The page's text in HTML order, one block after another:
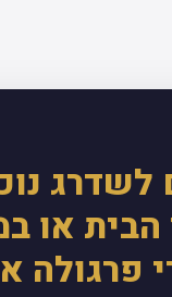
לשדרג
הבית או
פרגולה